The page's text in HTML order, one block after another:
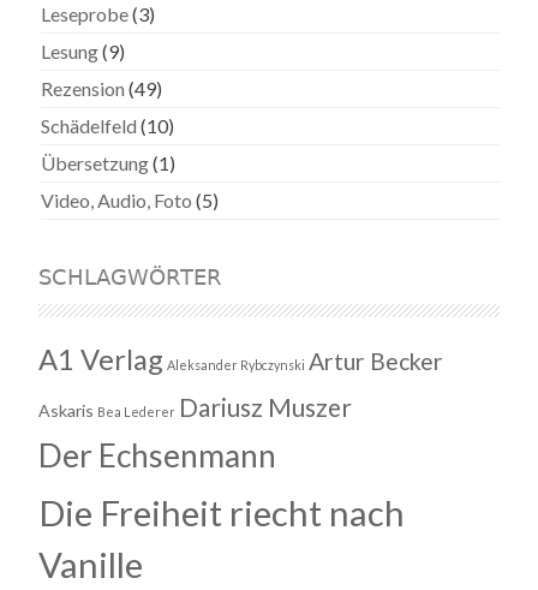
Leseprobe(3)
Lesung(9)
Rezension (49)
Schädelfeld (10)
Übersetzung(1)
Video, Audio, Foto (5)
SCHLAGWÖRTER
A1 Verlag Aleksander Rybczynski Artur Becker
Askaris Bea Lederer Dariusz Muszer
Der Echsenmann
Die Freiheit riecht nach
Vanille